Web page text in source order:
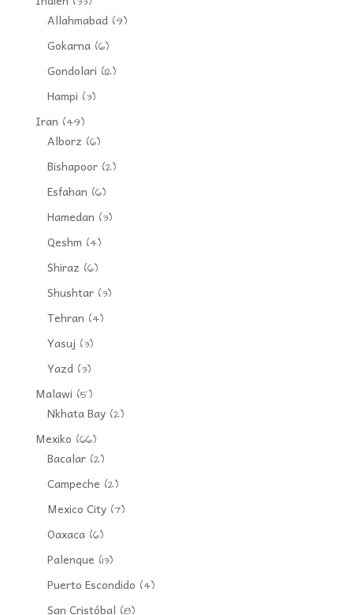
Allahmabad(9)
Gokarna(6)
Gondolari (12)
Hampi (3)
Iran (49)
Alborz (6)
Bishapoor(2)
Esfahan (6)
Hamedan (3)
Qeshm (4)
Shiraz (6)
Shushtar(3)
Tehran (4)
Yasuj (3)
Yazd(3)
Malawi (5)
Nkhata Bay(2)
Mexiko (66)
Bacalar(2)
Campeche (2)
Mexico City(7)
Oaxaca(6)
Palenque (13)
Puerto Escondido (4)
San Cristóbal (8)